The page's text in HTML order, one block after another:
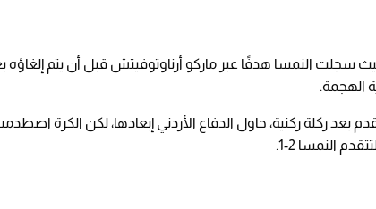
سجلت النمسا هدفًا عبر ماركو أرناوتوفيتش قبل أن يتم إلغاؤه
الهجمة.
النمسا للتقدم بعد ركلة ركنية، حاول الدفاع الأردني إبعادها، لكن الكرة
النمسا 2-1.